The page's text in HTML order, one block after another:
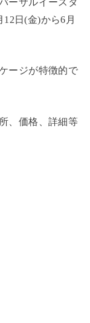
日(金)から6月
ージが特徴的で
、価格、詳細等